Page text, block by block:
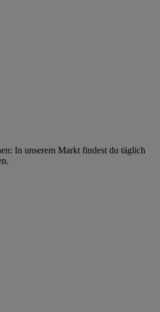
In unserem Markt findest du täglich